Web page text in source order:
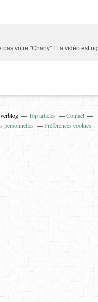
pas votre "Charly" ! La vidéo est
Top articles
Contact
personnelles Préférences cookies